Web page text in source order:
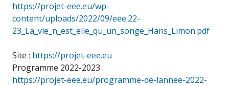
https://projet-eee.eu/wp-
content/uploads/2022/09/eee.22-
23_La_vie_n_est_elle_qu_un_songe_Hans_Limon.pdf
Site : https://projet-eee.eu
Programme 2022-2023 :
https://projet-eee.eu/programme-de-lannee-2022-